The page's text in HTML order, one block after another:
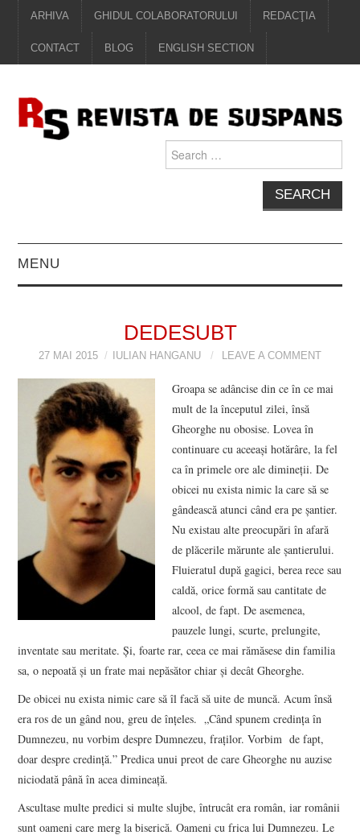
ARHIVA GHIDUL COLABORATORULUI REDACŢIA
CONTACT BLOG ENGLISH SECTION
for:
MENU
VIZIUNI ȘI SPECTRE
CONTRAPAGINI
CARTE & FILM
SUSPANS
NUMĂRUL 48 /
MARTIE 2018
APRILIE 2018
DEDESUBT
27 MAI 2015 IULIAN HANGANU LEAVE A COMMENT
Groapa se adâncise din ce în ce mai
mult de la începutul zilei, însă
Gheorghe nu obosise. Lovea în
continuare cu aceeași hotărâre, la fel
ca în primele ore ale dimineții. De
obicei nu exista nimic la care să se
gândească atunci când era pe șantier.
Nu existau alte preocupări în afară
de plăcerile mărunte ale șantierului.
Fluieratul după gagici, berea rece sau
caldă, orice formă sau cantitate de
alcool, de fapt. De asemenea,
pauzele lungi, scurte, prelungite,
inventate sau meritate. Și, foarte rar, ceea ce mai rămăsese din familia
sa, o nepoată și un frate mai nepăsător chiar și decât Gheorghe.
De obicei nu exista nimic care să îl facă să uite de muncă. Acum însă
era ros de un gând nou, greu de înțeles. „Când spunem credința în
Dumnezeu, nu vorbim despre Dumnezeu, fraților. Vorbim de fapt,
doar despre credință.” Predica unui preot de care Gheorghe nu auzise
niciodată până în acea dimineață.
Ascultase multe predici si multe slujbe, întrucât era român, iar românii
sunt oameni care merg la biserică. Oameni cu frica lui Dumnezeu. Le